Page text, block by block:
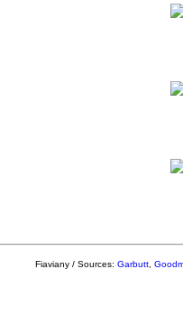
Fiaviany / Sources: Garbutt,